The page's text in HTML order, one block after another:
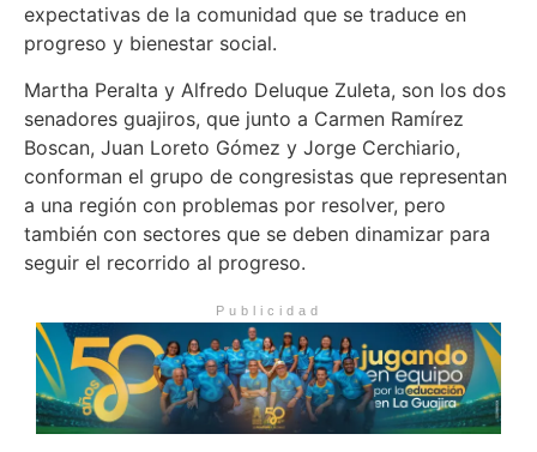
expectativas de la comunidad que se traduce en
progreso y bienestar social.
Martha Peralta y Alfredo Deluque Zuleta, son los dos
senadores guajiros, que junto a Carmen Ramírez
Boscan, Juan Loreto Gómez y Jorge Cerchiario,
conforman el grupo de congresistas que representan
a una región con problemas por resolver, pero
también con sectores que se deben dinamizar para
seguir el recorrido al progreso.
Publicidad